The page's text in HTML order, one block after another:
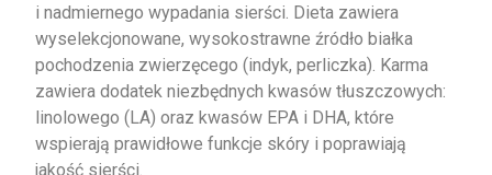
i nadmiernego wypadania sierści. Dieta zawiera
wyselekcjonowane, wysokostrawne źródło białka
pochodzenia zwierzęcego (indyk, perliczka). Karma
zawiera dodatek niezbędnych kwasów tłuszczowych:
linolowego (LA) oraz kwasów EPA i DHA, które
wspierają prawidłowe funkcje skóry i poprawiają
jakość sierści.